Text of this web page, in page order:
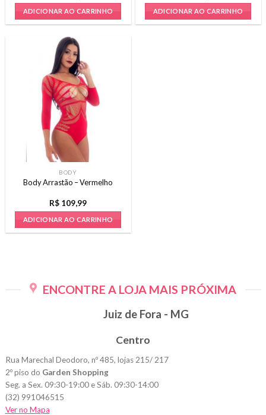
ADICIONAR AO CARRINHO ADICIONAR AO CARRINHO
BODY
Body Arrastão – Vermelho
R$ 109,99
ADICIONAR AO CARRINHO
ENCONTRE A LOJA MAIS PRÓXIMA
Juiz de Fora - MG
Centro
Rua Marechal Deodoro, nº 485, lojas 215/ 217
2º piso do Garden Shopping
Seg. a Sex. 09:30-19:00 e Sáb. 09:30-14:00
(32) 991046515
Ver no Mapa